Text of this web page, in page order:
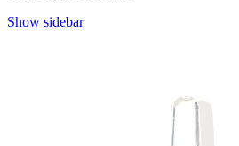
Show sidebar